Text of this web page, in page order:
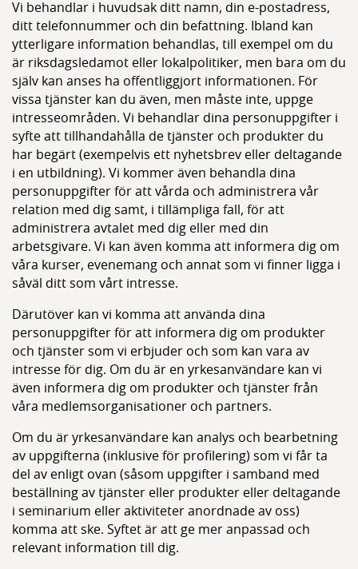
Vi behandlar i huvudsak ditt namn, din e-postadress,
ditt telefonnummer och din befattning. Ibland kan
ytterligare information behandlas, till exempel om du
är riksdagsledamot eller lokalpolitiker, men bara om du
själv kan anses ha offentliggjort informationen. För
vissa tjänster kan du även, men måste inte, uppge
intresseområden. Vi behandlar dina personuppgifter i
syfte att tillhandahålla de tjänster och produkter du
har begärt (exempelvis ett nyhetsbrev eller deltagande
i en utbildning). Vi kommer även behandla dina
personuppgifter för att vårda och administrera vår
relation med dig samt, i tillämpliga fall, för att
administrera avtalet med dig eller med din
arbetsgivare. Vi kan även komma att informera dig om
våra kurser, evenemang och annat som vi finner ligga i
såväl ditt som vårt intresse.
Därutöver kan vi komma att använda dina
personuppgifter för att informera dig om produkter
och tjänster som vi erbjuder och som kan vara av
intresse för dig. Om du är en yrkesanvändare kan vi
även informera dig om produkter och tjänster från
våra medlemsorganisationer och partners.
Om du är yrkesanvändare kan analys och bearbetning
av uppgifterna (inklusive för profilering) som vi får ta
del av enligt ovan (såsom uppgifter i samband med
beställning av tjänster eller produkter eller deltagande
i seminarium eller aktiviteter anordnade av oss)
komma att ske. Syftet är att ge mer anpassad och
relevant information till dig.